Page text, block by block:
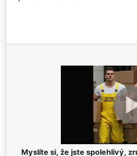
Myslíte si, že jste spolehlivý,